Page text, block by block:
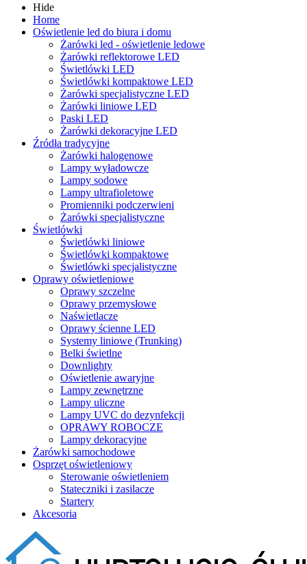
Hide
Home
Oświetlenie led do biura i domu
Żarówki led - oświetlenie ledowe
Żarówki reflektorowe LED
Świetlówki LED
Świetlówki kompaktowe LED
Żarówki specjalistyczne LED
Żarówki liniowe LED
Paski LED
Żarówki dekoracyjne LED
Źródła tradycyjne
Żarówki halogenowe
Lampy wyładowcze
Lampy sodowe
Lampy ultrafioletowe
Promienniki podczerwieni
Żarówki specjalistyczne
Świetlówki
Świetlówki liniowe
Świetlówki kompaktowe
Świetlówki specjalistyczne
Oprawy oświetleniowe
Oprawy szczelne
Oprawy przemysłowe
Naświetlacze
Oprawy ścienne LED
Systemy liniowe (Trunking)
Belki świetlne
Downlighty
Oświetlenie awaryjne
Lampy zewnętrzne
Lampy uliczne
Lampy UVC do dezynfekcji
OPRAWY ROBOCZE
Lampy dekoracyjne
Żarówki samochodowe
Osprzęt oświetleniowy
Sterowanie oświetleniem
Stateczniki i zasilacze
Startery
Akcesoria